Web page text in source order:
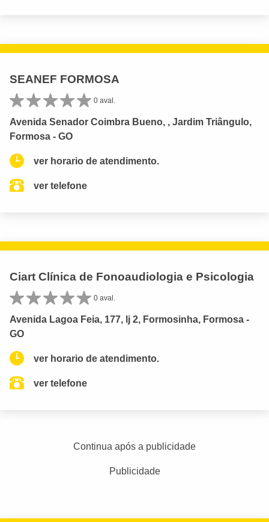
SEANEF FORMOSA
0 aval.
Avenida Senador Coimbra Bueno, , Jardim Triângulo,
Formosa - GO
ver horario de atendimento.
ver telefone
Ciart Clínica de Fonoaudiologia e Psicologia
0 aval.
Avenida Lagoa Feia, 177, lj 2, Formosinha, Formosa -
GO
ver horario de atendimento.
ver telefone
Continua após a publicidade
Publicidade